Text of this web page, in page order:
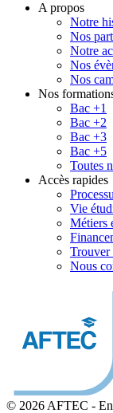
A propos
Notre
Nos
Notre
Nos
Nos
Nos
Bac +1
Bac +2
Bac +3
Bac +5
Toutes
Accès rapides
Vie
Métiers
Trouver
Nous
© 2026 AFTEC -